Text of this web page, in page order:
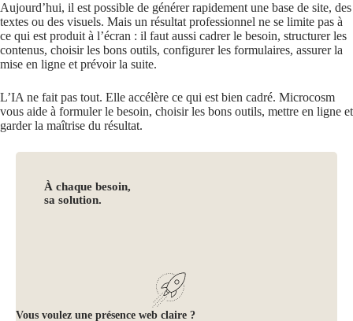
Aujourd’hui, il est possible de générer rapidement une base de site, des
textes ou des visuels. Mais un résultat professionnel ne se limite pas à
ce qui est produit à l’écran : il faut aussi cadrer le besoin, structurer les
contenus, choisir les bons outils, configurer les formulaires, assurer la
mise en ligne et prévoir la suite.
L’IA ne fait pas tout. Elle accélère ce qui est bien cadré. Microcosm
vous aide à formuler le besoin, choisir les bons outils, mettre en ligne et
garder la maîtrise du résultat.
À chaque besoin,
sa solution.
Vous voulez une présence web claire ?